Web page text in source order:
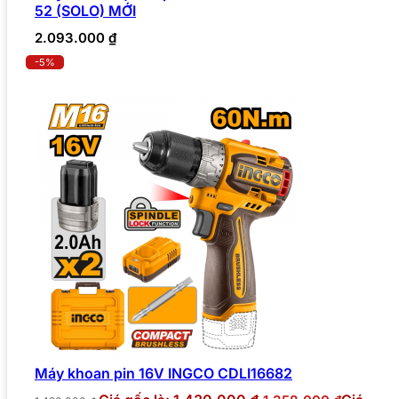
52 (SOLO) MỚI
2.093.000 ₫
-5%
Máy khoan pin 16V INGCO CDLI16682